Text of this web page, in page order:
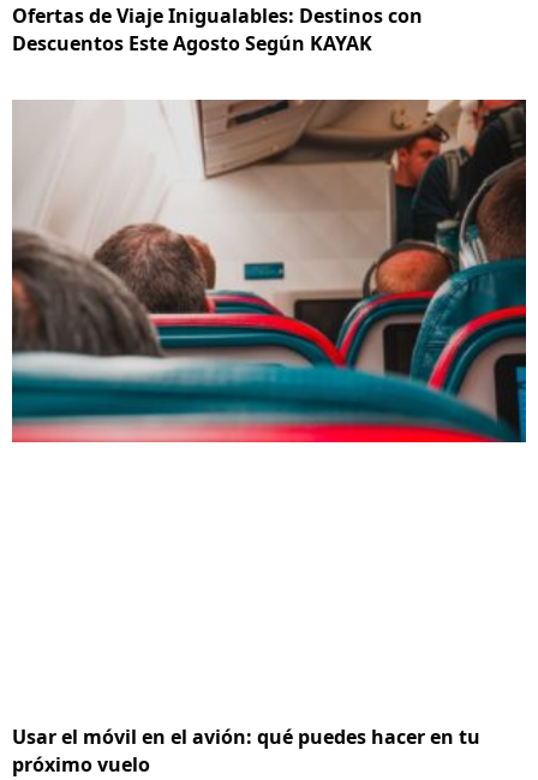
Ofertas de Viaje Inigualables: Destinos con
Descuentos Este Agosto Según KAYAK
Usar el móvil en el avión: qué puedes hacer en tu
próximo vuelo